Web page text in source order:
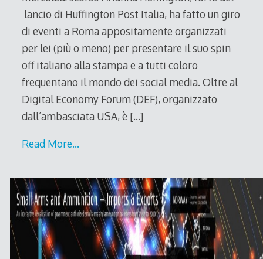
lancio di Huffington Post Italia, ha fatto un giro
di eventi a Roma appositamente organizzati
per lei (più o meno) per presentare il suo spin
off italiano alla stampa e a tutti coloro
frequentano il mondo dei social media. Oltre al
Digital Economy Forum (DEF), organizzato
dall’ambasciata USA, è […]
Read More…